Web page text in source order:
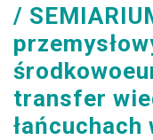
transfer